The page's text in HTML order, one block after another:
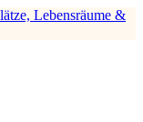
Lebensräume &